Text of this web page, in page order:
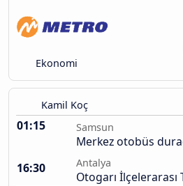
Ekonomi
Kamil Koç
01:15 Samsun
Merkez otobüs
16:30
Antalya
Otogarı İlçelerarası